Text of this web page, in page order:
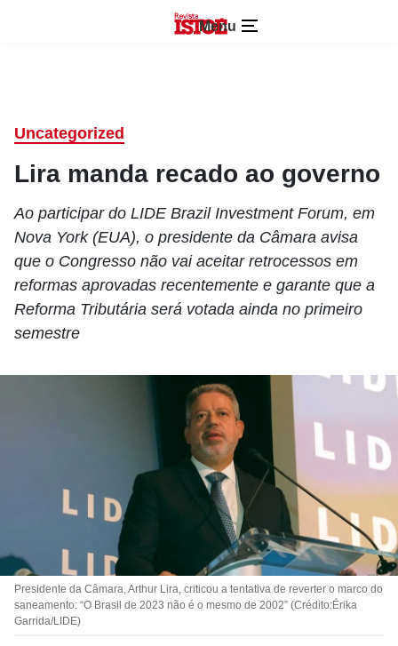
Menu
Uncategorized
Lira manda recado ao governo
Ao participar do LIDE Brazil Investment Forum, em
Nova York (EUA), o presidente da Câmara avisa
que o Congresso não vai aceitar retrocessos em
reformas aprovadas recentemente e garante que a
Reforma Tributária será votada ainda no primeiro
semestre
Presidente da Câmara, Arthur Lira, criticou a tentativa de reverter o marco do
saneamento: “O Brasil de 2023 não é o mesmo de 2002” (Crédito:Érika
Garrida/LIDE)